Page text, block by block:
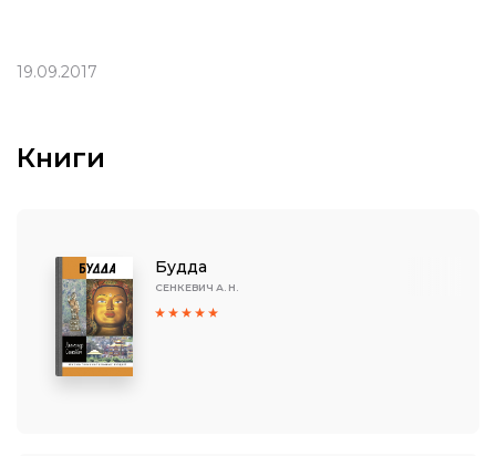
19.09.2017
Книги
Будда
СЕНКЕВИЧ А. Н.